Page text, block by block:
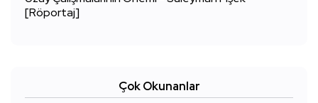
[Röportaj]
Çok Okunanlar